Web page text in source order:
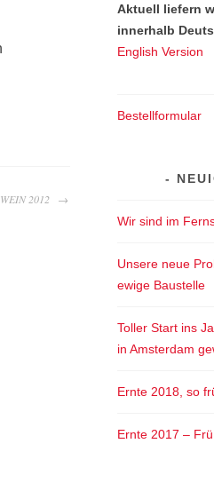
2012
Aktuell liefern
innerhalb
English Version
Bestellformular
Wir sind im
Unsere neue
ewige Baustelle
Toller Start ins
in Amsterdam
Ernte 2018, so
Ernte 2017 –